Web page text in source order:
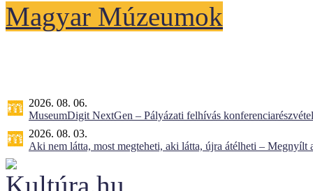
Magyar Múzeumok
2026. 08. 06.
MuseumDigit NextGen – Pályázati felhívás
2026. 08. 03.
Aki nem látta, most megteheti, aki látta, újra átélheti –